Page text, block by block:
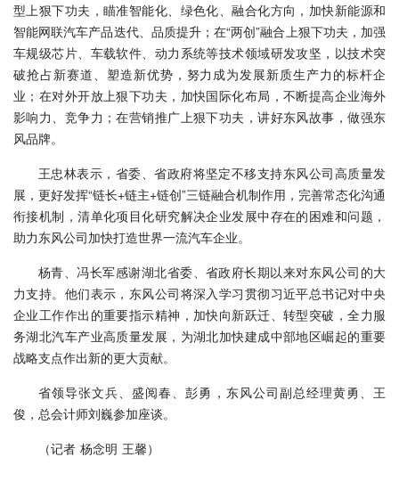
型上狠下功夫，瞄准智能化、绿色化、融合化方向，加快新能源和
智能网联汽车产品迭代、品质提升；在“两创”融合上狠下功夫，加强
车规级芯片、车载软件、动力系统等技术领域研发攻坚，以技术突
破抢占新赛道、塑造新优势，努力成为发展新质生产力的标杆企
业；在对外开放上狠下功夫，加快国际化布局，不断提高企业海外
影响力、竞争力；在营销推广上狠下功夫，讲好东风故事，做强东
风品牌。
王忠林表示，省委、省政府将坚定不移支持东风公司高质量发
展，更好发挥“链长+链主+链创”三链融合机制作用，完善常态化沟通
衔接机制，清单化项目化研究解决企业发展中存在的困难和问题，
助力东风公司加快打造世界一流汽车企业。
杨青、冯长军感谢湖北省委、省政府长期以来对东风公司的大
力支持。他们表示，东风公司将深入学习贯彻习近平总书记对中央
企业工作作出的重要指示精神，加快向新跃迁、转型突破，全力服
务湖北汽车产业高质量发展，为湖北加快建成中部地区崛起的重要
战略支点作出新的更大贡献。
省领导张文兵、盛阅春、彭勇，东风公司副总经理黄勇、王
俊，总会计师刘巍参加座谈。
（记者 杨念明 王馨）